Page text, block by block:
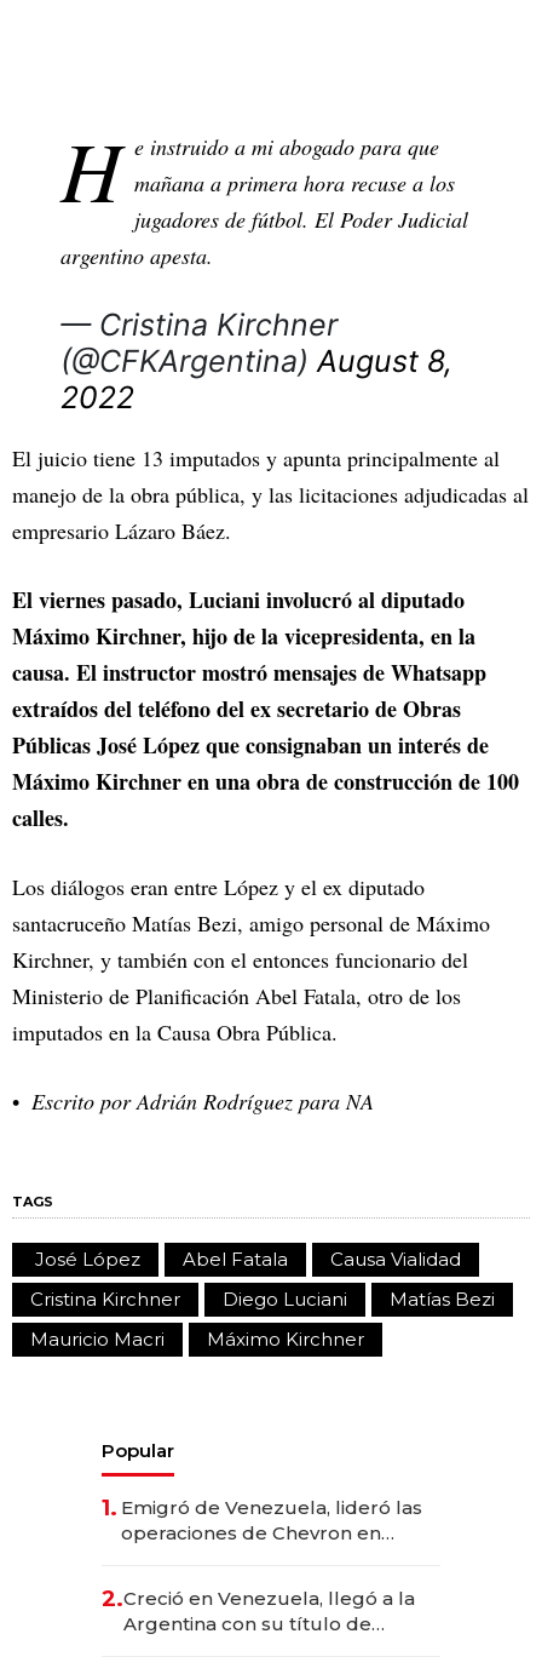
H e instruido a mi abogado para que
mañana a primera hora recuse a los
jugadores de fútbol. El Poder Judicial
argentino apesta.
— Cristina Kirchner
(@CFKArgentina) August 8,
2022
El juicio tiene 13 imputados y apunta principalmente al
manejo de la obra pública, y las licitaciones adjudicadas al
empresario Lázaro Báez.
El viernes pasado, Luciani involucró al diputado
Máximo Kirchner, hijo de la vicepresidenta, en la
causa. El instructor mostró mensajes de Whatsapp
extraídos del teléfono del ex secretario de Obras
Públicas José López que consignaban un interés de
Máximo Kirchner en una obra de construcción de 100
calles.
Los diálogos eran entre López y el ex diputado
santacruceño Matías Bezi, amigo personal de Máximo
Kirchner, y también con el entonces funcionario del
Ministerio de Planificación Abel Fatala, otro de los
imputados en la Causa Obra Pública.
Escrito por Adrián Rodríguez para NA
TAGS
José López Abel Fatala
Causa Vialidad
Cristina Kirchner
Diego Luciani
Matías Bezi
Mauricio Macri
Máximo Kirchner
Popular
1. Emigró de Venezuela, lideró las
operaciones de Chevron en
2.Creció en Venezuela, llegó a la
Argentina con su título de